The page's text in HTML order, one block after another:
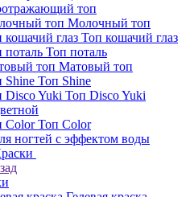
топ
Молочный топ
Топ кошачий глаз
Топ поталь
Матовый топ
Топ Shine
Топ Disco Yuki
Топ Color
ногтей с эффектом воды